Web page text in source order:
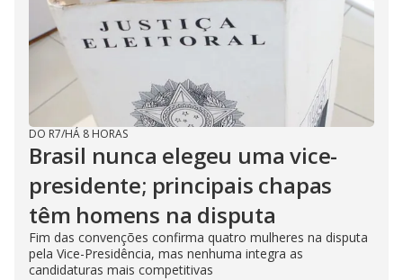
DO R7/HÁ 8 HORAS
Brasil nunca elegeu uma vice-
presidente; principais chapas
têm homens na disputa
Fim das convenções confirma quatro mulheres na disputa
pela Vice-Presidência, mas nenhuma integra as
candidaturas mais competitivas